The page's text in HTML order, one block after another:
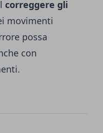
correggere gli
movimenti
possa
con